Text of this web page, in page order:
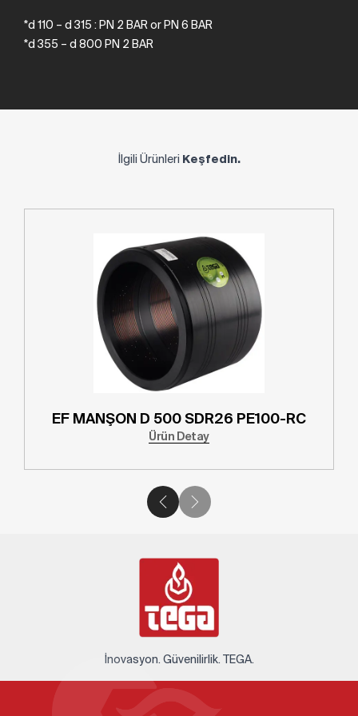
*d 110 – d 315 : PN 2 BAR or PN 6 BAR
*d 355 – d 800 PN 2 BAR
İlgili Ürünleri Keşfedin.
EF MANŞON D 500 SDR26 PE100-RC
Ürün Detay
İnovasyon. Güvenilirlik. TEGA.